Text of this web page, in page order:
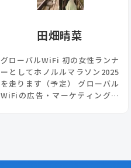
田畑晴菜
グローバルWiFi 初の女性ランナ
ーとしてホノルルマラソン2025
を走ります（予定） グローバル
WiFiの広告・マーケティング分